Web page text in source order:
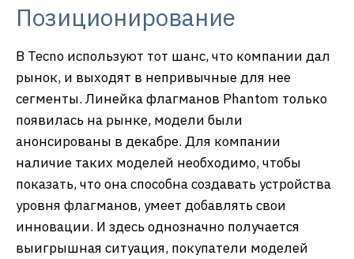
Позиционирование
В Tecno используют тот шанс, что компании дал
рынок, и выходят в непривычные для нее
сегменты. Линейка флагманов Phantom только
появилась на рынке, модели были
анонсированы в декабре. Для компании
наличие таких моделей необходимо, чтобы
показать, что она способна создавать устройства
уровня флагманов, умеет добавлять свои
инновации. И здесь однозначно получается
выигрышная ситуация, покупатели моделей